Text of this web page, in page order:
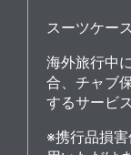
スーツケー
海外旅行中
合、チャブ
するサービ
※携行品損